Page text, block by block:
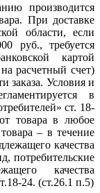
производится
При доставке
области, если
руб., требуется
картой
расчетный счет)
заказа. Условия и
в
ст. 18-
товара в любое
– в течение
качества
потребительские
качества
24. (ст.26.1 п.5)